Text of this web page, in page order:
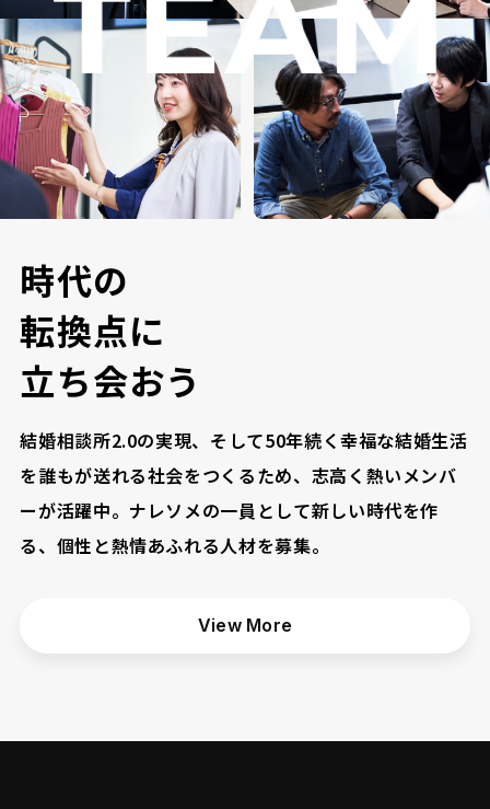
時代の
転換点に
立ち会おう
結婚相談所2.0の実現、そして50年続く幸福な結婚生活
を誰もが送れる社会をつくるため、志高く熱いメンバ
ーが活躍中。ナレソメの一員として新しい時代を作
る、個性と熱情あふれる人材を募集。
View More